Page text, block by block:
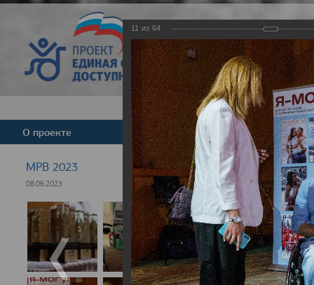
Версия для
О проекте Команда Новости
МРВ 2023
08.06.2023
11 из 64